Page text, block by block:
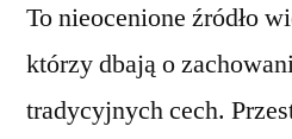
To nieocenione źródło
którzy dbają o
tradycyjnych cech.